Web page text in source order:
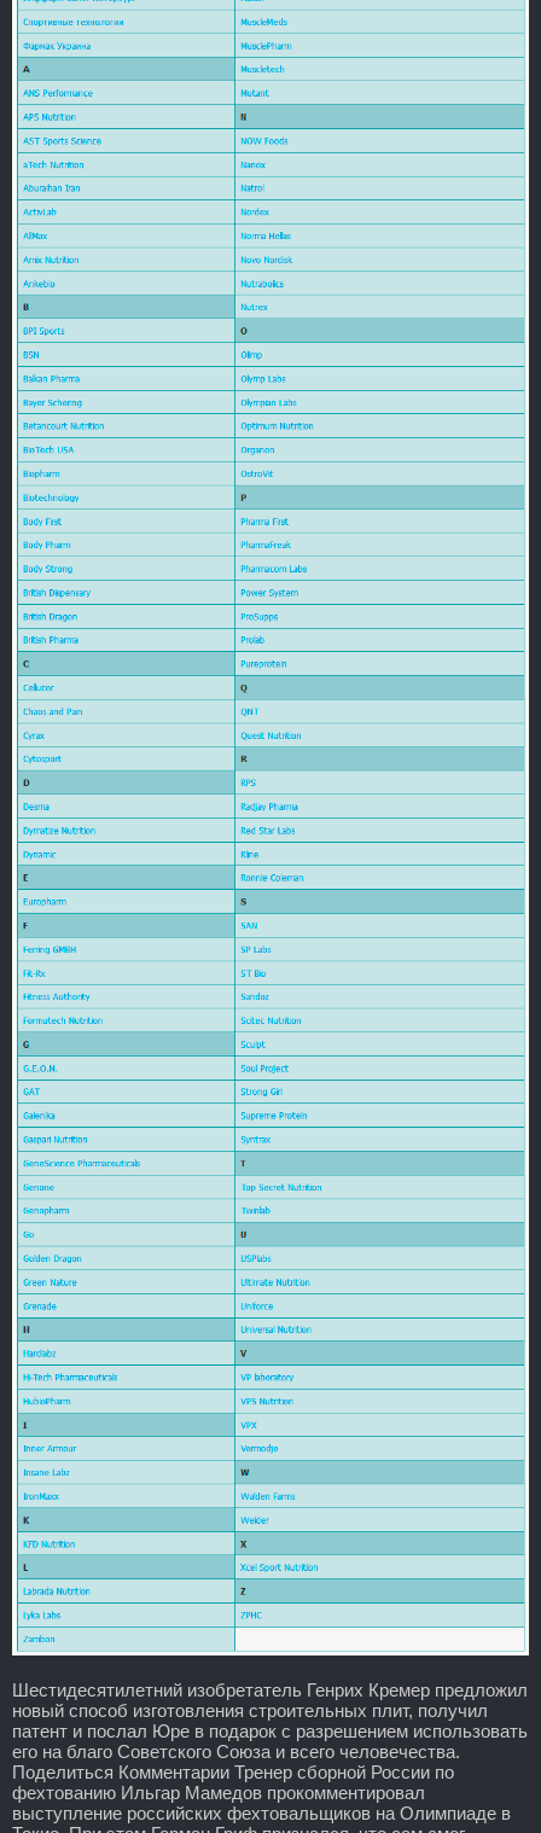
Шестидесятилетний изобретатель Генрих Кремер предложил
новый способ изготовления строительных плит, получил
патент и послал Юре в подарок с разрешением использовать
его на благо Советского Союза и всего человечества.
Поделиться Комментарии Тренер сборной России по
фехтованию Ильгар Мамедов прокомментировал
выступление российских фехтовальщиков на Олимпиаде в